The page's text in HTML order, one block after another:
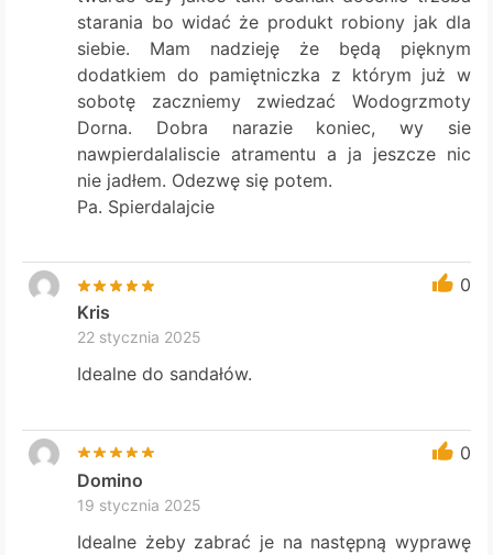
starania bo widać że produkt robiony jak dla
siebie. Mam nadzieję że będą pięknym
dodatkiem do pamiętniczka z którym już w
sobotę zaczniemy zwiedzać Wodogrzmoty
Dorna. Dobra narazie koniec, wy sie
nawpierdalaliscie atramentu a ja jeszcze nic
nie jadłem. Odezwę się potem.
Pa. Spierdalajcie
0
Kris
22 stycznia 2025
Idealne do sandałów.
0
Domino
19 stycznia 2025
Idealne żeby zabrać je na następną wyprawę